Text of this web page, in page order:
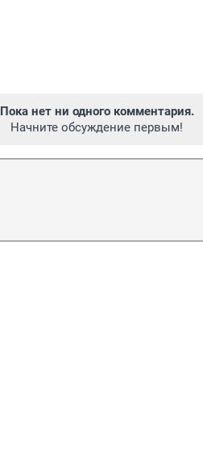
Пока нет ни одного комментария.
Начните обсуждение первым!